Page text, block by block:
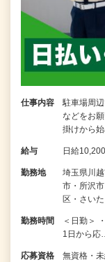
仕事内容
駐車場周
などをお
掛けから
給与 日給
勤務地
埼玉県川
市・所沢
区・さい
勤務時間
＜日勤＞
1日から応
応募資格
無資格・